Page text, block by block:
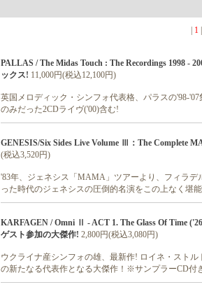
1
PALLAS / The Midas Touch : The Recordings 1998 -
ックス! 11,000円(税込12,100円)
英国メロディック・シンフォ代表格、パラスの'98-
のみだった2CDライヴ('00)含む!
GENESIS/Six Sides Live Volume Ⅲ：The Complete
(税込3,520円)
'83年、ジェネシス「MAMA」ツアーより、フィラ
った時代のジェネシスの圧倒的名演をこの上なく堪
KARFAGEN / Omni Ⅱ - ACT 1. The Glass Of Time
ゲスト参加の大傑作! 2,800円(税込3,080円)
ウクライナ産シンフォの雄、最新作! ロイネ・スト
の新たなる代表作となる大傑作！※サンプラーCD付